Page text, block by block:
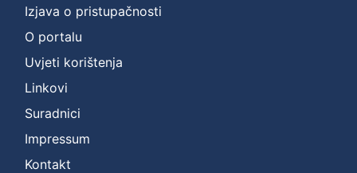
Izjava o pristupačnosti
O portalu
Uvjeti korištenja
Linkovi
Suradnici
Impressum
Kontakt